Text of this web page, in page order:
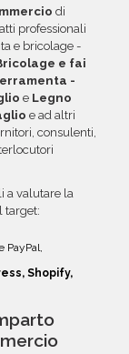
di
professionali
e bricolage -
e fai
-
e Legno
e ad altri
consulenti,
a valutare la
target:
PayPal,
Shopify,